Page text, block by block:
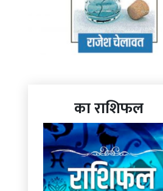
का राशिफल